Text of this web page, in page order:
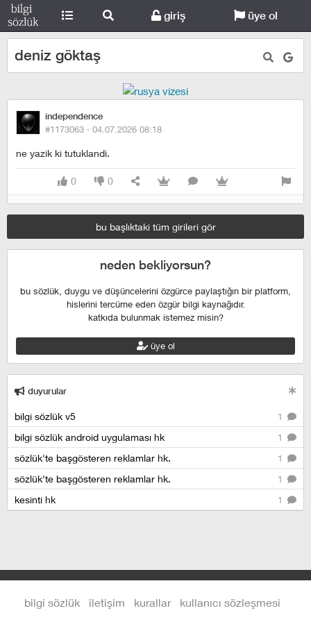
giriş üye ol
deniz göktaş
independence
#1173063 · 04.07.2026 08:18
ne yazik ki tutuklandi.
0 0
bu başlıktaki tüm girileri gör
neden bekliyorsun?
bu sözlük, duygu ve düşüncelerini özgürce paylaştığın bir platform,
hislerini tercüme eden özgür bilgi kaynağıdır.
katkıda bulunmak istemez misin?
üye ol
duyurular
1
bilgi sözlük v5
1
bilgi sözlük android uygulaması hk
1
sözlük'te başgösteren reklamlar hk.
1
sözlük'te başgösteren reklamlar hk.
1
kesinti hk
bilgi sözlük iletişim kurallar kullanıcı sözleşmesi